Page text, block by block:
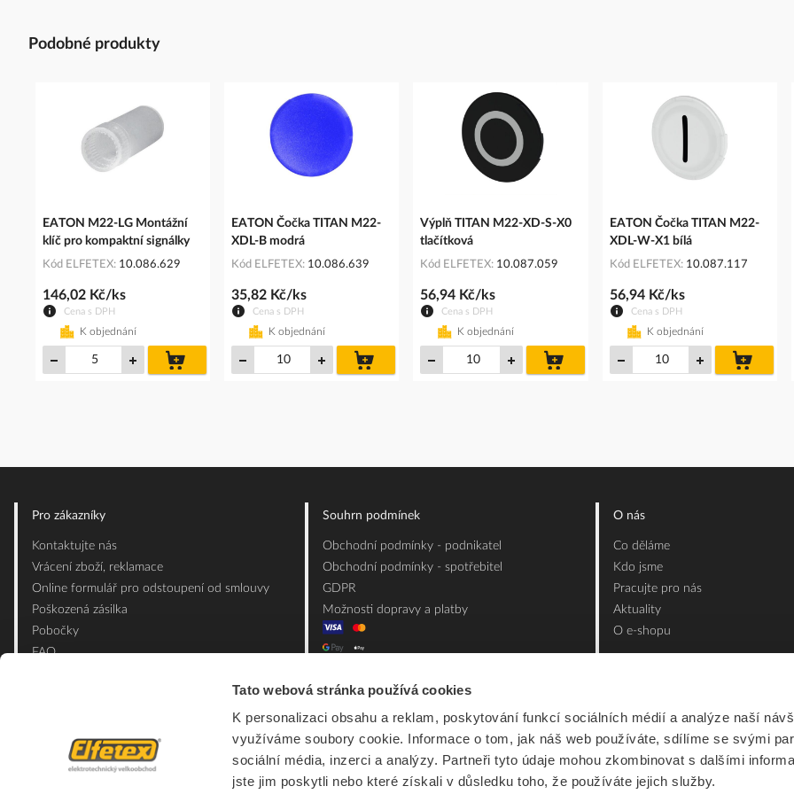
Tato webová stránka používá cookies
K personalizaci obsahu a reklam, poskytování funkcí sociálních médií a analýze naší
využíváme soubory cookie. Informace o tom, jak náš web používáte, sdílíme se svými
sociální média, inzerci a analýzy. Partneři tyto údaje mohou zkombinovat s dalšími
jste jim poskytli nebo které získali v důsledku toho, že používáte jejich služby.
Podobné produkty
EATON M22-LG Montážní
klíč pro kompaktní signálky
Kód ELFETEX 10.086.629
Cena s DPH
146,02 Kč/ks
K objednání
košíku
EATON Čočka TITAN M22-
XDL-B modrá
Kód ELFETEX 10.086.639
Cena s DPH
35,82 Kč/ks
K objednání
košíku
Výplň TITAN M22-XD-S-X0
tlačítková
Kód ELFETEX 10.087.059
Cena s DPH
56,94 Kč/ks
K objednání
košíku
EATON Čočka TITAN M22-
XDL-W-X1 bílá
Kód ELFETEX 10.087.117
Cena s DPH
56,94 Kč/ks
K objednání
košíku
Pro zákazníky
Kontaktujte nás
Vrácení zboží, reklamace
Online formulář pro odstoupení od smlouvy
Poškozená zásilka
Pobočky
FAQ
Souhrn podmínek
Obchodní podmínky - podnikatel
Obchodní podmínky - spotřebitel
GDPR
Možnosti dopravy a platby
O nás
Co děláme
Kdo jsme
Pracujte pro nás
Aktuality
O e-shopu